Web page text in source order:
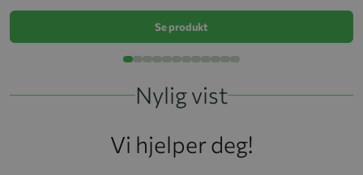
Se produkt
Nylig vist
Vi hjelper deg!